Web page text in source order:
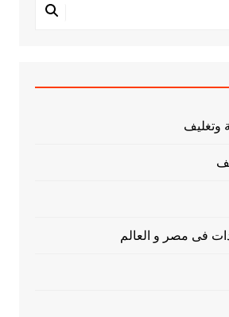
وتغليف
فى مصر و العالم